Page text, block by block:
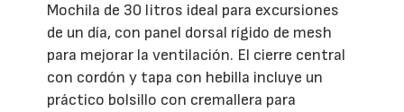
Mochila de 30 litros ideal para excursiones
de un día, con panel dorsal rígido de mesh
para mejorar la ventilación. El cierre central
con cordón y tapa con hebilla incluye un
práctico bolsillo con cremallera para